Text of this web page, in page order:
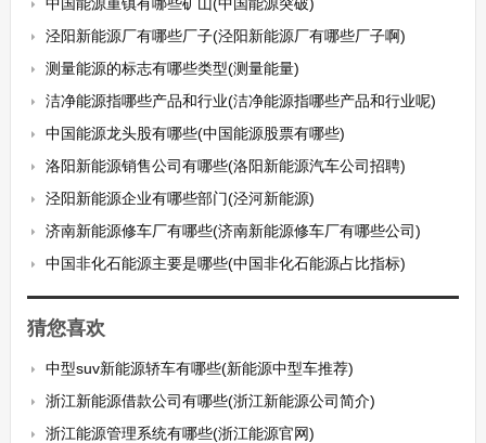
泾阳新能源厂有哪些厂子(泾阳新能源厂有哪些厂子啊)
测量能源的标志有哪些类型(测量能量)
洁净能源指哪些产品和行业(洁净能源指哪些产品和行业呢)
中国能源龙头股有哪些(中国能源股票有哪些)
洛阳新能源销售公司有哪些(洛阳新能源汽车公司招聘)
泾阳新能源企业有哪些部门(泾河新能源)
济南新能源修车厂有哪些(济南新能源修车厂有哪些公司)
中国非化石能源主要是哪些(中国非化石能源占比指标)
猜您喜欢
中型suv新能源轿车有哪些(新能源中型车推荐)
浙江新能源借款公司有哪些(浙江新能源公司简介)
浙江能源管理系统有哪些(浙江能源官网)